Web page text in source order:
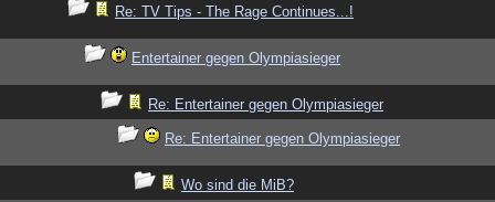
Re: TV Tips - The Rage Continues...!
Entertainer gegen Olympiasieger
Re: Entertainer gegen Olympiasieger
Re: Entertainer gegen Olympiasieger
Wo sind die MiB?